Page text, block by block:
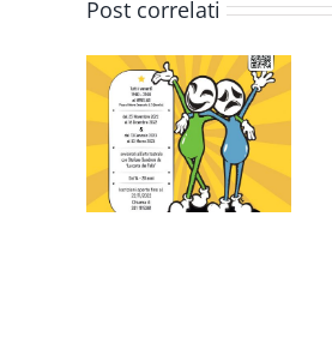
Post correlati
L’albero
racconta…